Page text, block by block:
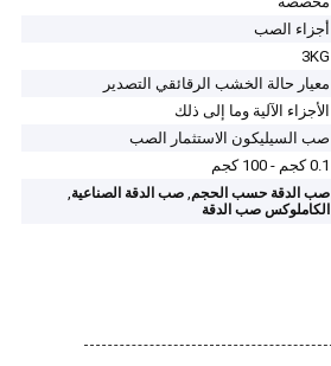
أجزاء الصب
3KG
معيار حالة الخشب الرقائقي التصدير
الأجزاء الآلية وما إلى ذلك
صب السيليكون الاستثمار الصب
0.1 كجم - 100 كجم
صب الدقة حسب الحجم,صب الدقة الصناعية,
الكاملوكس صب الدقة